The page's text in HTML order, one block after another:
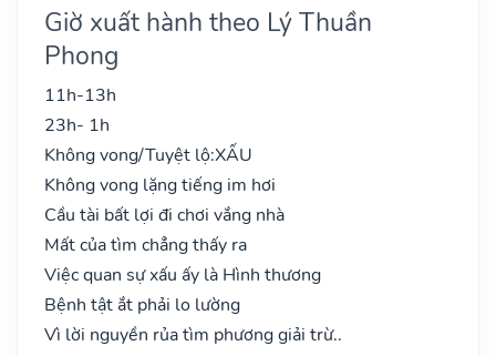
Giờ xuất hành theo Lý Thuần
Phong
11h-13h
23h- 1h
Không vong/Tuyệt lộ:XẤU
Không vong lặng tiếng im hơi
Cầu tài bất lợi đi chơi vắng nhà
Mất của tìm chẳng thấy ra
Việc quan sự xấu ấy là Hình thương
Bệnh tật ắt phải lo lường
Vì lời nguyền rủa tìm phương giải trừ..